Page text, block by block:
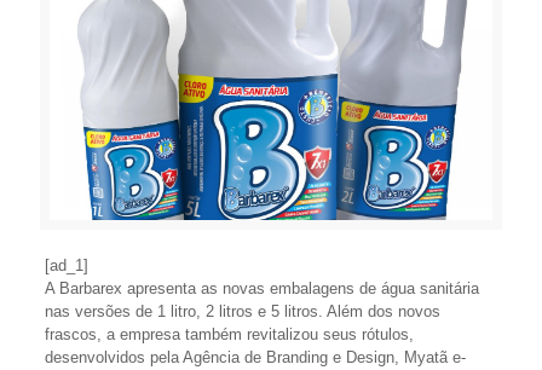
[ad_1]
A Barbarex apresenta as novas embalagens de água sanitária
nas versões de 1 litro, 2 litros e 5 litros. Além dos novos
frascos, a empresa também revitalizou seus rótulos,
desenvolvidos pela Agência de Branding e Design, Myatã e-